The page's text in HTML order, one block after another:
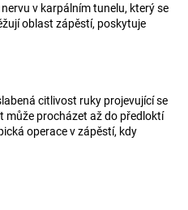
v karpálním tunelu, který se
oblast zápěstí, poskytuje
citlivost ruky projevující se
může procházet až do předloktí
operace v zápěstí, kdy